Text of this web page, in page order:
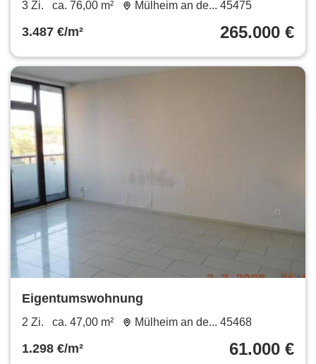
3 Zi. ca. 76,00 m² Mülheim an de... 45475
3.487 €/m² 265.000 €
Eigentumswohnung
2 Zi. ca. 47,00 m² Mülheim an de... 45468
1.298 €/m² 61.000 €